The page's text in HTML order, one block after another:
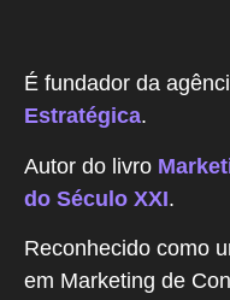
É fundador da
Estratégica.
Autor do livro
do Século XXI.
Reconhecido como
em Marketing de